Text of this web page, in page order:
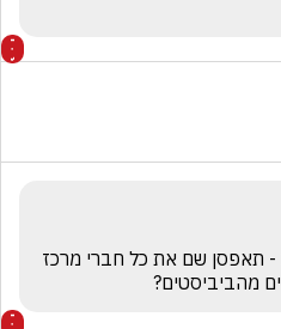
מהביביסטים?